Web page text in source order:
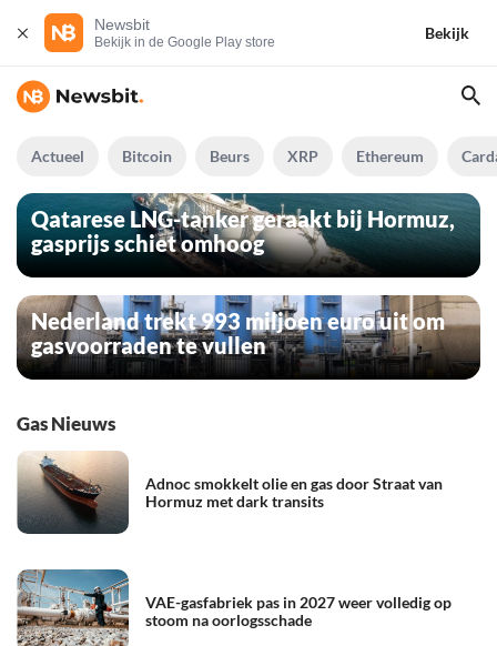
Newsbit
Bekijk in de Google Play store
Bekijk
Actueel Bitcoin Beurs XRP Ethereum
Qatarese LNG-tanker geraakt bij Hormuz,
gasprijs schiet omhoog
Nederland trekt 993 miljoen euro uit om
gasvoorraden te vullen
Gas Nieuws
Adnoc smokkelt olie en gas door Straat van
Hormuz met dark transits
VAE-gasfabriek pas in 2027 weer volledig op
stoom na oorlogsschade